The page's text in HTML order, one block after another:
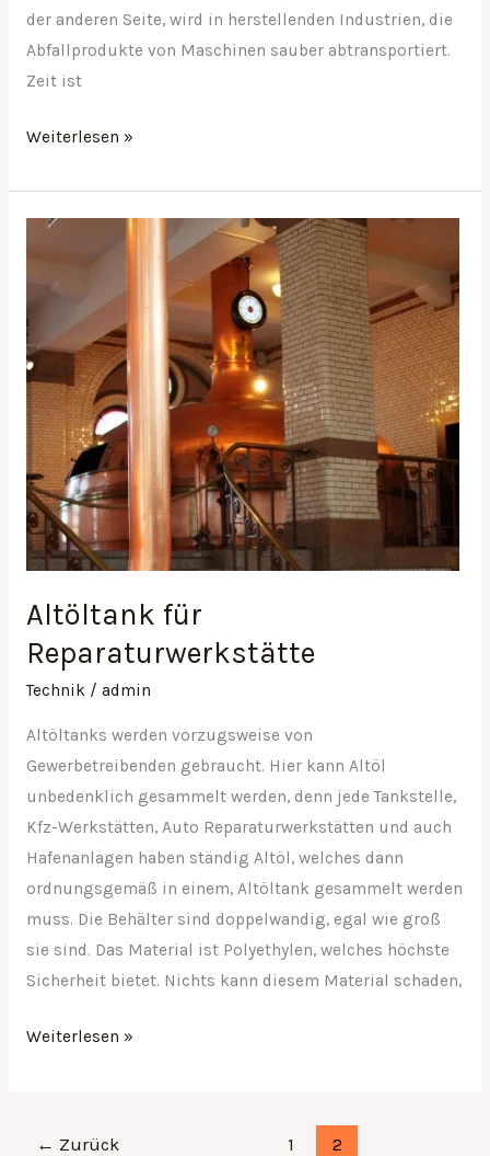
der anderen Seite, wird in herstellenden Industrien, die
Abfallprodukte von Maschinen sauber abtransportiert.
Zeit ist
Weiterlesen »
Altöltank für
Reparaturwerkstätte
Technik/ admin
Altöltanks werden vorzugsweise von
Gewerbetreibenden gebraucht. Hier kann Altöl
unbedenklich gesammelt werden, denn jede Tankstelle,
Kfz-Werkstätten, Auto Reparaturwerkstätten und auch
Hafenanlagen haben ständig Altöl, welches dann
ordnungsgemäß in einem, Altöltank gesammelt werden
muss. Die Behälter sind doppelwandig, egal wie groß
sie sind. Das Material ist Polyethylen, welches höchste
Sicherheit bietet. Nichts kann diesem Material schaden,
Altöltank
Reparaturwerkstätte
Weiterlesen »
← Zurück 1 2